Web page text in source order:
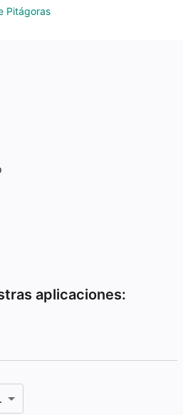
Pitágoras
aplicaciones: